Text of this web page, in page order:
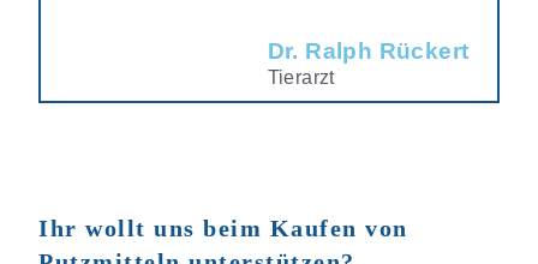
Dr. Ralph Rückert
Tierarzt
Ihr wollt uns beim Kaufen von